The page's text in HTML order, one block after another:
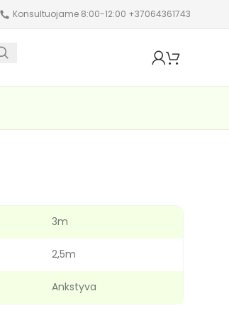
Konsultuojame 8:00-12:00 +37064361743
3m
2,5m
Ankstyva